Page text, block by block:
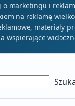
o marketingu i
na reklamę
materiały
wspierające